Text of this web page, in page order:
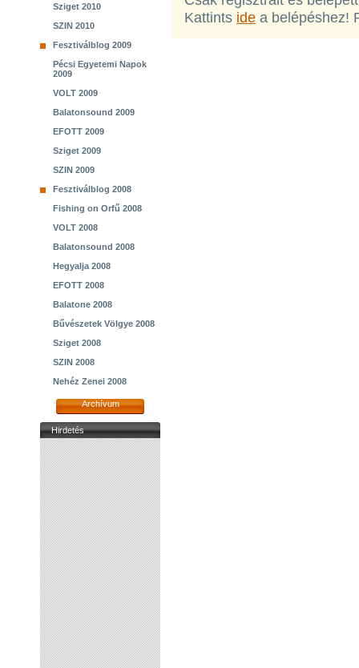
Sziget 2010
SZIN 2010
Fesztiválblog 2009
Pécsi Egyetemi Napok
2009
VOLT 2009
Balatonsound 2009
EFOTT 2009
Sziget 2009
SZIN 2009
Fesztiválblog 2008
Fishing on Orfű 2008
VOLT 2008
Balatonsound 2008
Hegyalja 2008
EFOTT 2008
Balatone 2008
Bűvészetek Völgye 2008
Sziget 2008
SZIN 2008
Nehéz Zenei 2008
Archívum
Hirdetés
Kattints ide a belépéshez!